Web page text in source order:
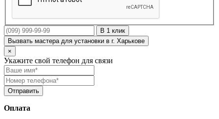
В 1 клик
Вызвать мастера для установки в г. Харькове
×
Укажите свой телефон для связи
Оплата